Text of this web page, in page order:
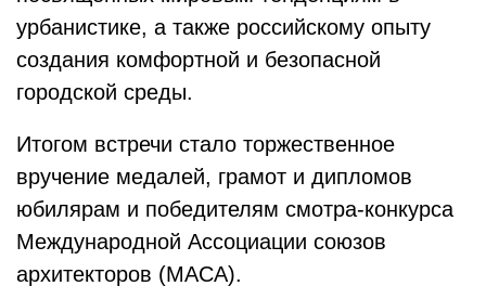
урбанистике, а также российскому опыту
создания комфортной и безопасной
городской среды.
Итогом встречи стало торжественное
вручение медалей, грамот и дипломов
юбилярам и победителям смотра-конкурса
Международной Ассоциации союзов
архитекторов (МАСА).